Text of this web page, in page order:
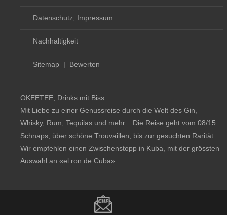
Datenschutz, Impressum
Nachhaltigkeit
Sitemap | Bewerten
OKEETEE, Drinks mit Biss
Mit Liebe zu einer Genussreise durch die Welt des Gin,
Whisky, Rum, Tequilas und mehr... Die Reise geht vom 08/15
Schnaps, über schöne Trouvaillen, bis zur gesuchten Rarität.
Wir empfehlen einen Zwischenstopp in Kuba, mit der grössten
Auswahl an «el ron de Cuba»